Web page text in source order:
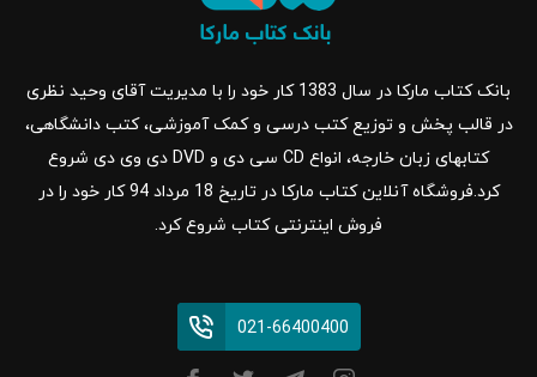
بانک کتاب مارکا در سال 1383 کار خود را با مدیریت آقای وحید نظری
در قالب پخش و توزیع کتب درسی و کمک آموزشی، کتب دانشگاهی،
کتابهای زبان خارجه، انواع CD سی دی و DVD دی وی دی شروع
کرد.فروشگاه آنلاین کتاب مارکا در تاریخ 18 مرداد 94 کار خود را در
فروش اینترنتی کتاب شروع کرد.
021-66400400